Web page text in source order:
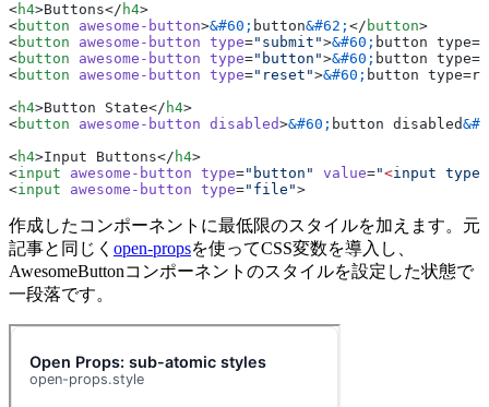
<h4>Buttons</ h4>
<button awesome-button>&#60; button&#62; </ button>
<button awesome-button type="submit">&#60; button
<button awesome-button type="button">&#60; button
<button awesome-button type="reset">&#60; button
<h4>Button State</ h4>
<button awesome-button disabled>&#60; button disabled
<h4>Input Buttons</ h4>
<input awesome-button type="button" value="<input
<input awesome-button type="file">
作成したコンポーネントに最低限のスタイルを加えます。元
記事と同じく open-propsを使ってCSS変数を導入し、
AwesomeButtonコンポーネントのスタイルを設定した状態で
一段落です。